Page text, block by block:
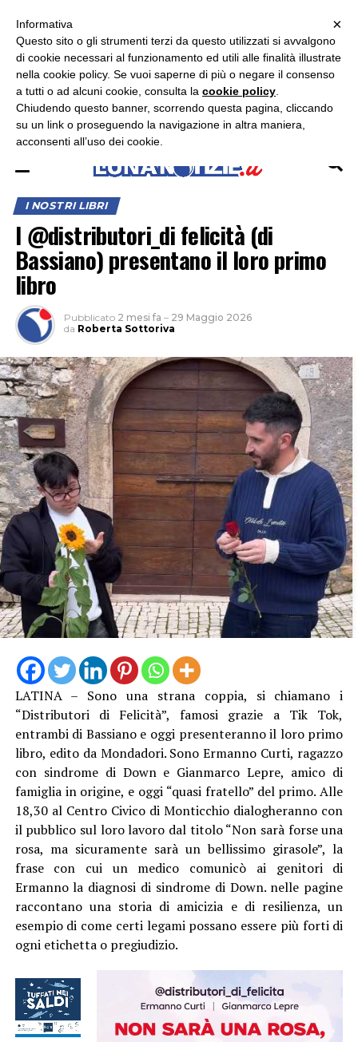
ASCOLTA RADIO LUNA
I NOSTRI LIBRI
I @distributori_di felicità (di
Bassiano) presentano il loro primo
libro
Pubblicato 2 mesi fa – 29 Maggio 2026
da Roberta Sottoriva
LATINA – Sono una strana coppia, si chiamano i
“Distributori di Felicità”, famosi grazie a Tik Tok,
entrambi di Bassiano e oggi presenteranno il loro primo
libro, edito da Mondadori. Sono Ermanno Curti, ragazzo
con sindrome di Down e Gianmarco Lepre, amico di
famiglia in origine, e oggi “quasi fratello” del primo. Alle
18,30 al Centro Civico di Monticchio dialogheranno con
il pubblico sul loro lavoro dal titolo “Non sarà forse una
rosa, ma sicuramente sarà un bellissimo girasole”, la
frase con cui un medico comunicò ai genitori di
Ermanno la diagnosi di sindrome di Down. nelle pagine
raccontano una storia di amicizia e di resilienza, un
esempio di come certi legami possano essere più forti di
ogni etichetta o pregiudizio.
×
×
Informativa
Questo sito o gli strumenti terzi da questo utilizzati si avvalgono
di cookie necessari al funzionamento ed utili alle finalità illustrate
nella cookie policy. Se vuoi saperne di più o negare il consenso
a tutti o ad alcuni cookie, consulta la cookie policy
Chiudendo questo banner, scorrendo questa pagina, cliccando
su un link o proseguendo la navigazione in altra maniera,
acconsenti all’uso dei cookie.